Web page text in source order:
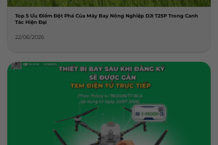
Top 5 Ưu Điểm Đột Phá Của Máy Bay Nông Nghiệp DJI T25P Trong Canh
Tác Hiện Đại
22/06/2026